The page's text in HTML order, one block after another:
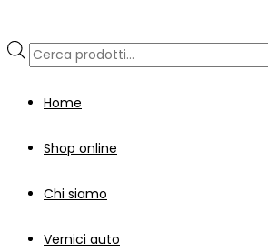
Products
Home
Shop online
Chi siamo
Vernici auto